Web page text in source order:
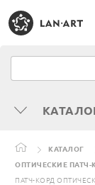
КАТАЛОГ
ОПТИЧЕСКИЕ
ПАТЧ-КОРД